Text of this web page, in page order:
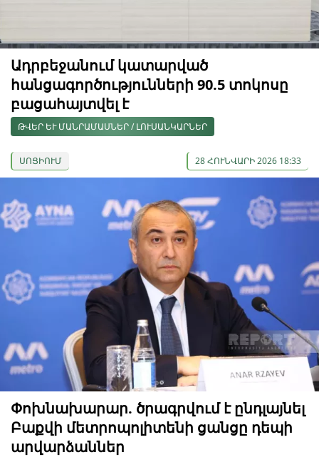
Ադրբեջանում կատարված
հանցագործությունների 90.5 տոկոսը
բացահայտվել է
ԹՎԵՐ ԵՒ ՄԱՆՐԱՄԱՍՆԵՐ / ԼՈՒՍԱՆԿԱՐՆԵՐ
ՍՈՑԻՈՒՄ 28 ՀՈՒՆՎԱՐԻ 2026 18:33
Փոխնախարար. ծրագրվում է ընդլայնել
Բաքվի մետրոպոլիտենի ցանցը դեպի
արվարձաններ